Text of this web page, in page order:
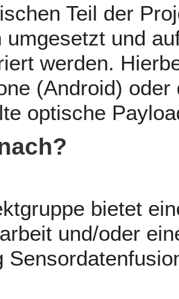
Teil der
umgesetzt und
werden.
(Android)
optische
bietet
und/oder